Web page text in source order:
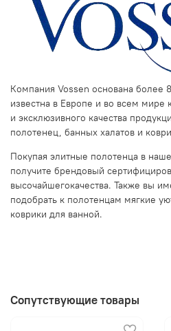
Компания Vossen основана более
известна в Европе и во всем мире
и эксклюзивного качества
полотенец, банных халатов и
Покупая элитные полотенца в
получите брендовый
высочайшегокачества. Также вы
подобрать к полотенцам мягкие
коврики для ванной.
Сопутствующие товары